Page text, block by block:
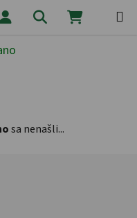
Hľadať
sa nenašli...